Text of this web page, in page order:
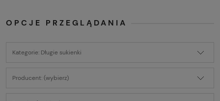
OPCJE PRZEGLĄDANIA
Kategorie: Długie sukienki
Producent: (wybierz)